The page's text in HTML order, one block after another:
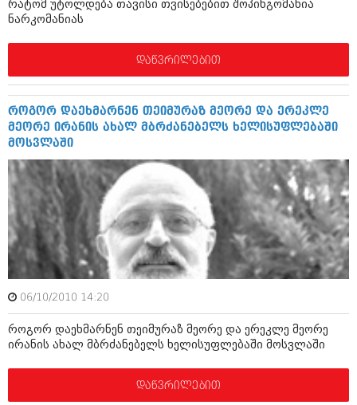
აპრილი 2012 (294)
თებერვალი 2012 (376)
იანვარი 2012 (322)
ნოემბერი 2011 (471)
ოქტომბერი 2011 (754)
სექტემბერი 2011 (407)
აგვისტო 2011 (249)
ივლისი 2011 (400)
მაისი 2011 (415)
აპრილი 2011 (294)
მარტი 2011 (654)
თებერვალი 2011 (329)
იანვარი 2011 (647)
(157)
დეკემბერი 2010 (881)
ოქტომბერი 2010 (341)
სექტემბერი 2010 (449)
აგვისტო 2010 (461)
ივლისი 2010 (556)
მაისი 2010 (232)
რატომ უტოლდება თავისი თვისებებით შოპინგომანია
ნარკომანიას
დაწვრილებით
როგორ დაეხმარნენ თეიმურაზ მეორე და ერეკლე
მეორე ირანის ახალ მბრძანებელს ხელისუფლებაში
მოსვლაში
06/10/2010 14:20
როგორ დაეხმარნენ თეიმურაზ მეორე და ერეკლე მეორე
ირანის ახალ მბრძანებელს ხელისუფლებაში მოსვლაში
დაწვრილებით